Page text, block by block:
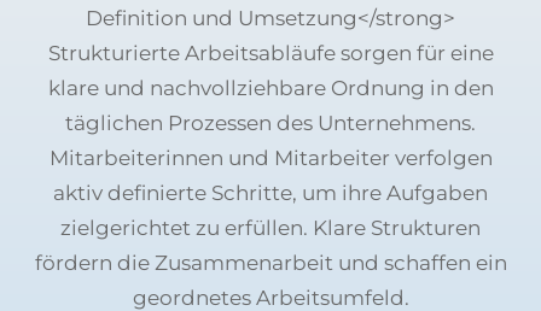
Definition und Umsetzung</strong>
Strukturierte Arbeitsabläufe sorgen für eine
klare und nachvollziehbare Ordnung in den
täglichen Prozessen des Unternehmens.
Mitarbeiterinnen und Mitarbeiter verfolgen
aktiv definierte Schritte, um ihre Aufgaben
zielgerichtet zu erfüllen. Klare Strukturen
fördern die Zusammenarbeit und schaffen ein
geordnetes Arbeitsumfeld.